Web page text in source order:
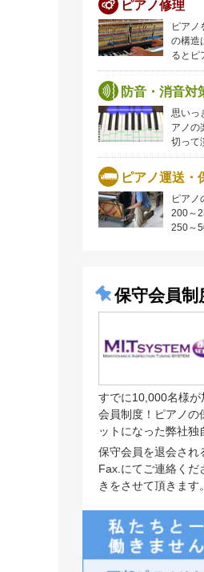
ピアノ修理
ピアノ
の構造
るとピ
防音・消音対
思いっ
アノの
切って
ピアノ運送・
ピアノ
200～
250～
保守会員制
すでに10,000名様
会員制度！ピアノの
ットになった弊社独
保守会員を退会され
Fax.にてご連絡くだ
きをさせて頂きます